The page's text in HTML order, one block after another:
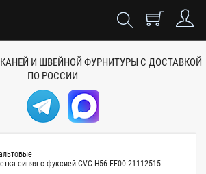
И ШВЕЙНОЙ ФУРНИТУРЫ С ДОСТАВКОЙ
ПО РОССИИ
синяя с фуксией CVC H56 EE00 21112515